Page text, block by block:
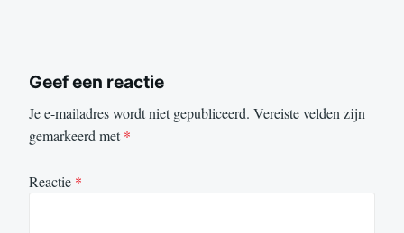
Geef een reactie
Je e-mailadres wordt niet gepubliceerd. Vereiste velden zijn
gemarkeerd met*
Reactie *